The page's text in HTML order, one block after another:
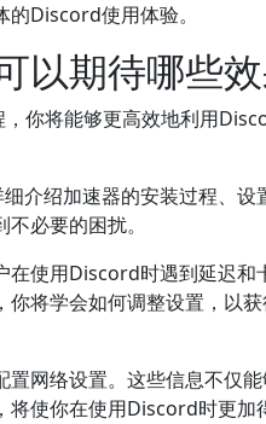
Discord使用体验。
以期待哪些效
你将能够更高效地利用
介绍加速器的安装过程、设
必要的困扰。
使用Discord时遇到延迟和
将学会如何调整设置，以
网络设置。这些信息不仅
使你在使用Discord时更加